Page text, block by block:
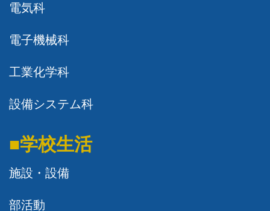
電気科
電子機械科
工業化学科
設備システム科
■学校生活
施設・設備
部活動